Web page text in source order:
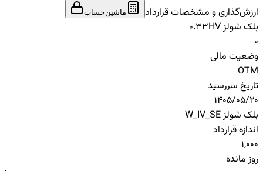
ارزش‌گذاری و مشخصات قرارداد
ماشین‌حساب
بلک شولز HV
0.33
0
وضعیت مالی
OTM
تاریخ سررسید
1405/05/20
بلک شولز W_IV_SE
اندازه قرارداد
1,000
روز مانده